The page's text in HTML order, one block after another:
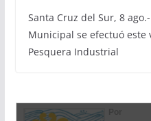
Santa Cruz del Sur, 8
Municipal se efectuó este
Pesquera Industrial